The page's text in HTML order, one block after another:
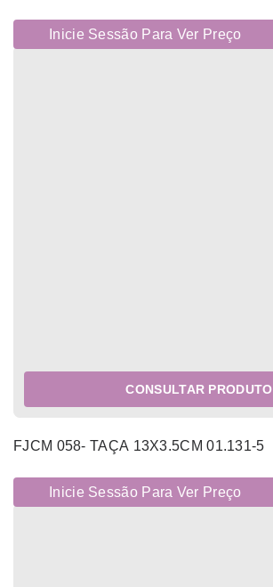
Inicie Sessão Para Ver Preço
CONSULTAR PRODUTO
FJCM 058- TAÇA 13X3.5CM 01.131-5
Inicie Sessão Para Ver Preço